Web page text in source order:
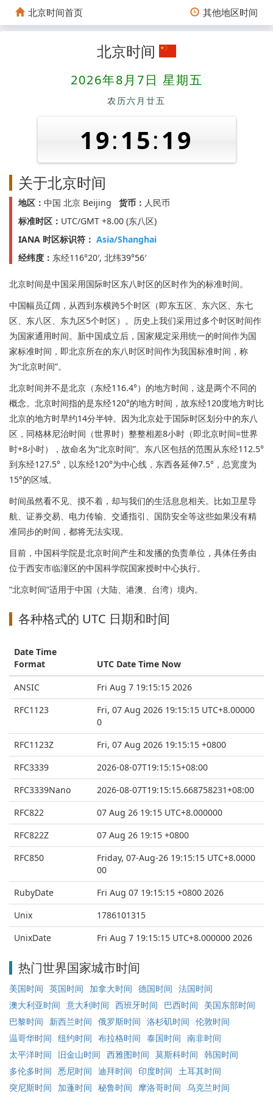
北京时间首页 其他地区时间
北京时间
2026年8月7日 星期五
农历六月廿五
19:15:20
关于北京时间
地区： 中国 北京 Beijing 货币： 人民币
标准时区： UTC/GMT +8.00 (东八区)
IANA 时区标识符： Asia/Shanghai
经纬度： 东经116°20′, 北纬39°56′
北京时间是中国采用国际时区东八时区的区时作为的标准时间。
中国幅员辽阔，从西到东横跨5个时区（即东五区、东六区、东七
区、东八区、东九区5个时区）。历史上我们采用过多个时区时间作
为国家通用时间。新中国成立后，国家规定采用统一的时间作为国
家标准时间，即北京所在的东八时区时间作为我国标准时间，称
为“北京时间”。
北京时间并不是北京（东经116.4°）的地方时间，这是两个不同的
概念。北京时间指的是东经120°的地方时间，故东经120度地方时比
北京的地方时早约14分半钟。因为北京处于国际时区划分中的东八
区，同格林尼治时间（世界时）整整相差8小时（即北京时间=世界
时+8小时），故命名为“北京时间”。东八区包括的范围从东经112.5°
到东经127.5°，以东经120°为中心线，东西各延伸7.5°，总宽度为
15°的区域。
时间虽然看不见、摸不着，却与我们的生活息息相关。比如卫星导
航、证券交易、电力传输、交通指引、国防安全等这些如果没有精
准同步的时间，都将无法实现。
目前，中国科学院是北京时间产生和发播的负责单位，具体任务由
位于西安市临潼区的中国科学院国家授时中心执行。
“北京时间”适用于中国（大陆、港澳、台湾）境内。
各种格式的 UTC 日期和时间
Date Time
Format
UTC Date Time Now
ANSIC
Fri Aug 7 19:15:15 2026
RFC1123
Fri, 07 Aug 2026 19:15:15 UTC+8.00000
0
RFC1123Z
Fri, 07 Aug 2026 19:15:15 +0800
RFC3339
2026-08-07T19:15:15+08:00
RFC3339Nano
2026-08-07T19:15:15.668758231+08:00
RFC822
07 Aug 26 19:15 UTC+8.000000
RFC822Z
07 Aug 26 19:15 +0800
RFC850
Friday, 07-Aug-26 19:15:15 UTC+8.0000
00
RubyDate
Fri Aug 07 19:15:15 +0800 2026
Unix
1786101315
UnixDate
Fri Aug 7 19:15:15 UTC+8.000000 2026
热门世界国家城市时间
美国时间 英国时间 加拿大时间 德国时间 法国时间
澳大利亚时间 意大利时间 西班牙时间 巴西时间
美国东部时间
巴黎时间
新西兰时间 俄罗斯时间 洛杉矶时间 伦敦时间
温哥华时间 纽约时间 布拉格时间 泰国时间 南非时间
太平洋时间
旧金山时间 西雅图时间 莫斯科时间 韩国时间
多伦多时间 悉尼时间 迪拜时间 印度时间 土耳其时间
突尼斯时间
加蓬时间 秘鲁时间 摩洛哥时间 乌克兰时间